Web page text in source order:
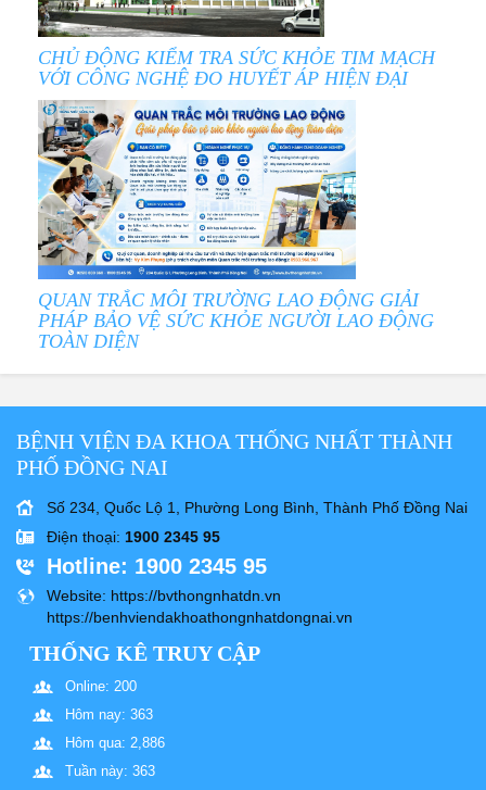
CHỦ ĐỘNG KIỂM TRA SỨC KHỎE TIM MẠCH
VỚI CÔNG NGHỆ ĐO HUYẾT ÁP HIỆN ĐẠI
QUAN TRẮC MÔI TRƯỜNG LAO ĐỘNG GIẢI
PHÁP BẢO VỆ SỨC KHỎE NGƯỜI LAO ĐỘNG
TOÀN DIỆN
BỆNH VIỆN ĐA KHOA THỐNG NHẤT THÀNH
PHỐ ĐỒNG NAI
Số 234, Quốc Lộ 1, Phường Long Bình, Thành Phố Đồng Nai
Điện thoại: 1900 2345 95
Hotline: 1900 2345 95
Website: https://bvthongnhatdn.vn
https://benhviendakhoathongnhatdongnai.vn
THỐNG KÊ TRUY CẬP
Online: 200
Hôm nay: 363
Hôm qua: 2,886
Tuần này: 363